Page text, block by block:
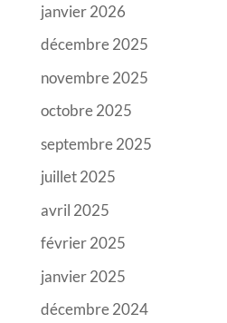
janvier 2026
décembre 2025
novembre 2025
octobre 2025
septembre 2025
juillet 2025
avril 2025
février 2025
janvier 2025
décembre 2024